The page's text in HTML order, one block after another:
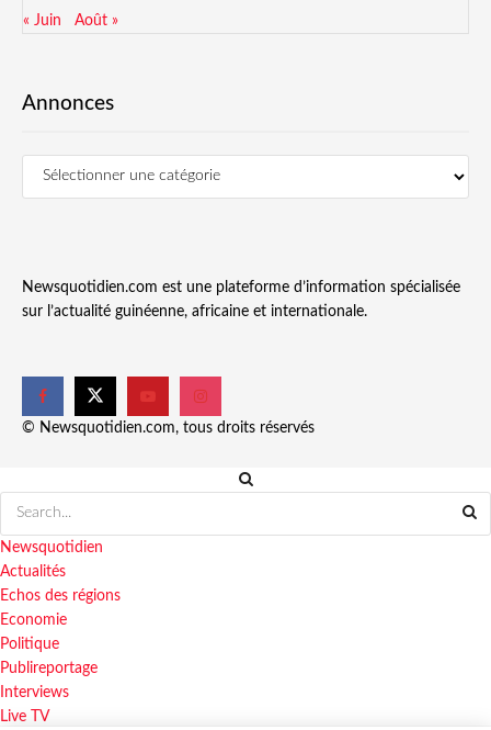
« Juin Août »
Annonces
Newsquotidien.com est une plateforme d’information spécialisée
sur l’actualité guinéenne, africaine et internationale.
© Newsquotidien.com, tous droits réservés
Newsquotidien
Actualités
Echos des régions
Economie
Politique
Publireportage
Interviews
Live TV